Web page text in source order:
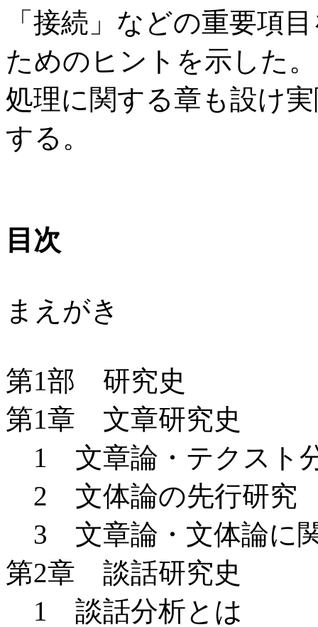
「接続」などの重要項
ためのヒントを示した
処理に関する章も設け
する。
目次
まえがき
第1部 研究史
第1章 文章研究史
1 文章論・テクスト
2 文体論の先行研究
3 文章論・文体論に
第2章 談話研究史
1 談話分析とは